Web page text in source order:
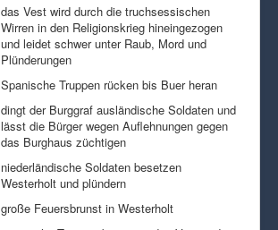
das Vest wird durch die truchsessischen
Wirren in den Religionskrieg hineingezogen
und leidet schwer unter Raub, Mord und
Plünderungen
Spanische Truppen rücken bis Buer heran
dingt der Burggraf ausländische Soldaten und
lässt die Bürger wegen Auflehnungen gegen
das Burghaus züchtigen
niederländische Soldaten besetzen
Westerholt und plündern
große Feuersbrunst in Westerholt